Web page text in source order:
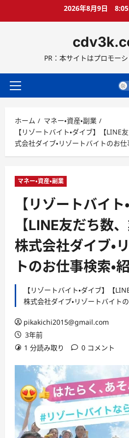
ス
ッ
2026年8月9日
PR：本サイトはプロモー
メ
メ
ニ
ュ
ー
ホーム
マネー・資産・副業
【リゾートバイト・ダイブ】【LINE
式会社ダイブ・リゾートバイトのお仕
マネー・資産・副業
【リゾートバイト
【LINE友だち数
株式会社ダイブ・
トのお仕事検索・
【リゾートバイト・ダイブ】【
株式会社ダイブ・リゾートバイト
pikakichi2015@gmail.com
3年前
1 分読み取り
0 コメント